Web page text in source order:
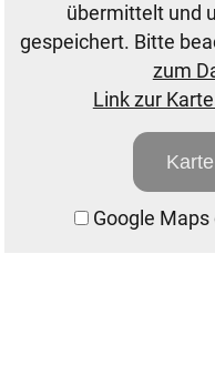
übermittelt und
gespeichert. Bitte
zum
Link zur
Google